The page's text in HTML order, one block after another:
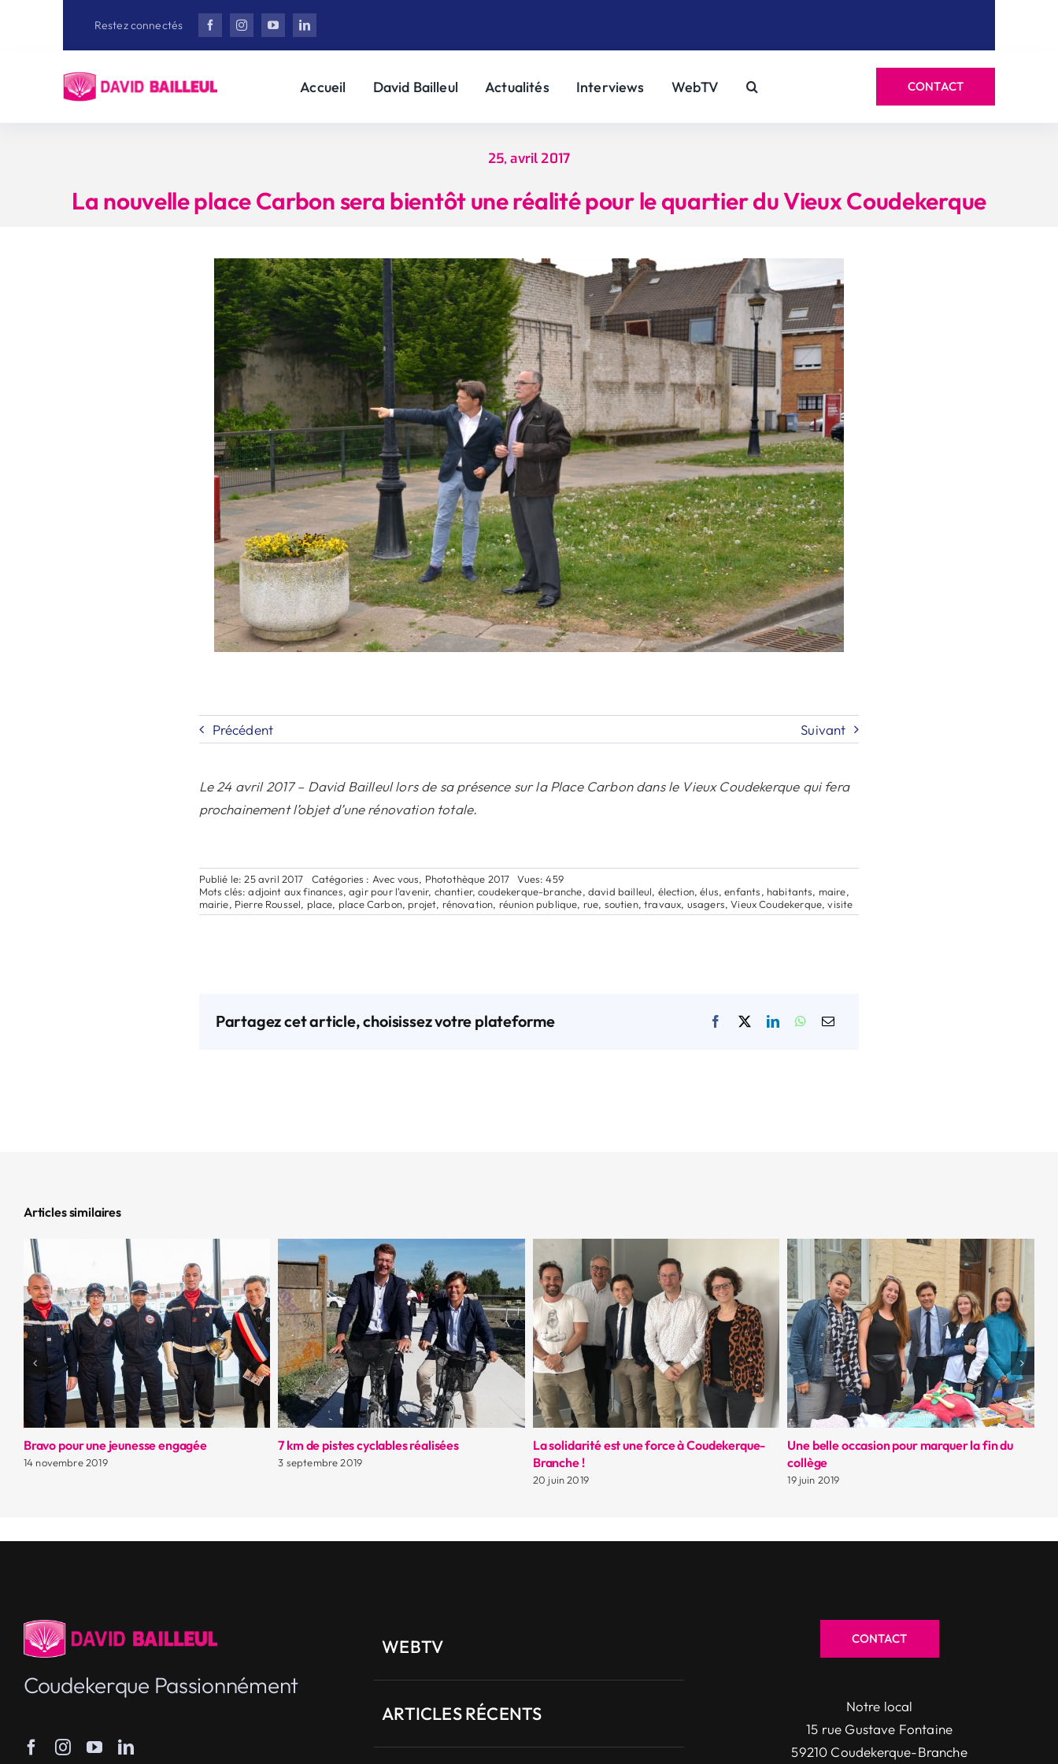
Restez connectés
Accueil David Bailleul Actualités Interviews WebTV CONTACT
25, avril 2017
La nouvelle place Carbon sera bientôt une réalité pour le quartier du Vieux Coudekerque
Précédent Suivant
Le 24 avril 2017 – David Bailleul lors de sa présence sur la Place Carbon dans le Vieux Coudekerque qui fera
prochainement l’objet d’une rénovation totale.
Publié le: 25 avril 2017 Catégories : Avec vous, Photothèque 2017
Vues: 459
Mots clés:adjoint aux finances,agir pour l'avenir, chantier,coudekerque-branche, david bailleul, élection,élus,enfants, habitants, maire,
mairie, Pierre Roussel, place, place Carbon, projet, rénovation, réunion publique, rue, soutien,travaux, usagers,Vieux Coudekerque,visite
Partagez cet article, choisissez votre plateforme
Articles similaires
Bravo pour une jeunesse engagée
14 novembre 2019
7 km de pistes cyclables réalisées
3 septembre 2019
La solidarité est une force à Coudekerque-
Branche !
20 juin 2019
Une belle occasion pour marquer la fin du
collège
19 juin 2019
Coudekerque Passionnément
WEBTV
ARTICLES RÉCENTS
CONTACT
Notre local
15 rue Gustave Fontaine
59210 Coudekerque-Branche